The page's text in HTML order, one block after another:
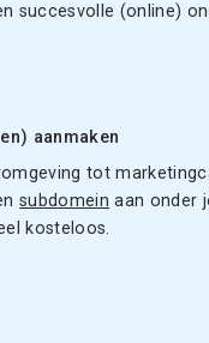
succesvolle (online)
aanmaken
tot
subdomein aan onder
kosteloos.